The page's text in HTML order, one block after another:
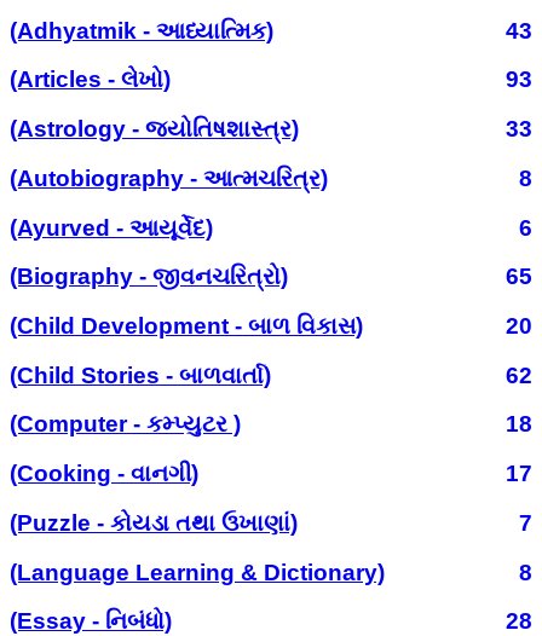
(Adhyatmik - આધ્યાત્મિક)
43
(Articles - લેખો)
93
(Astrology - જ્યોતિષશાસ્ત્ર)
33
(Autobiography - આત્મચરિત્ર)
8
(Ayurved - આયૂર્વેદ)
6
(Biography - જીવનચરિત્રો)
65
(Child Development - બાળ વિકાસ)
20
(Child Stories - બાળવાર્તા)
62
(Computer - કમ્પ્યુટર )
18
(Cooking - વાનગી)
17
(Puzzle - કોયડા તથા ઉખાણાં)
7
(Language Learning & Dictionary)
8
(Essay - નિબંધો)
28